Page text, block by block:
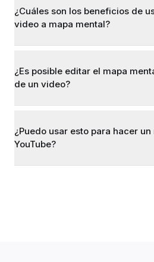
¿Cuáles son los beneficios de
video a mapa mental?
¿Es posible editar el mapa
de un video?
¿Puedo usar esto para hacer
YouTube?